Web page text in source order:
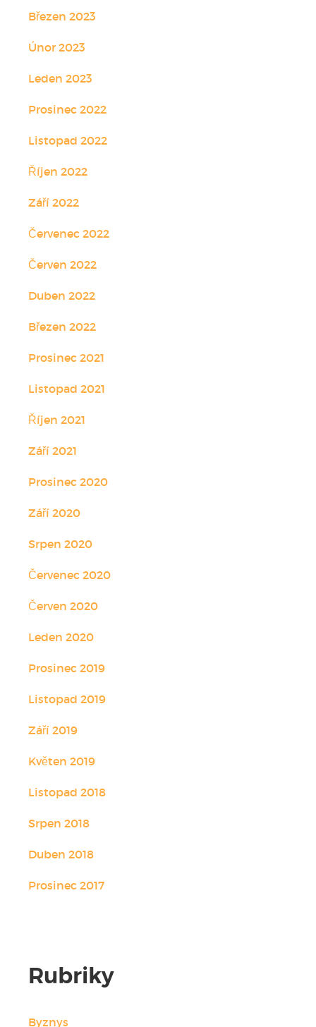
Březen 2023
Únor 2023
Leden 2023
Prosinec 2022
Listopad 2022
Říjen 2022
Září 2022
Červenec 2022
Červen 2022
Duben 2022
Březen 2022
Prosinec 2021
Listopad 2021
Říjen 2021
Září 2021
Prosinec 2020
Září 2020
Srpen 2020
Červenec 2020
Červen 2020
Leden 2020
Prosinec 2019
Listopad 2019
Září 2019
Květen 2019
Listopad 2018
Srpen 2018
Duben 2018
Prosinec 2017
Rubriky
Byznys